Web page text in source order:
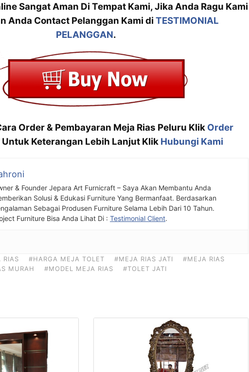
Sangat Aman Di Tempat Kami, Jika Anda Ragu Kami
Anda Contact Pelanggan Kami di TESTIMONIAL
PELANGGAN.
Order & Pembayaran Meja Rias Peluru Klik Order
Untuk Keterangan Lebih Lanjut Klik Hubungi Kami
& Founder Jepara Art Furnicraft – Saya Akan Membantu Anda
Solusi & Edukasi Furniture Yang Bermanfaat. Berdasarkan
Sebagai Produsen Furniture Selama Lebih Dari 10 Tahun.
Furniture Bisa Anda Lihat Di : Testimonial Client.
RIAS #HARGA MEJA TOLET #MEJA RIAS JATI
#MEJA RIAS
MURAH #MODEL MEJA RIAS #TOLET JATI